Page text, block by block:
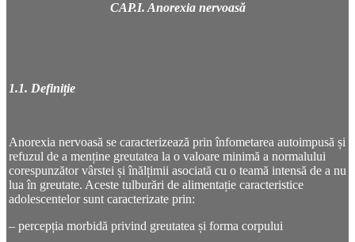
CAP.I. Anorexia nervoasă
1.1. Definiție
Anorexia nervoasă se caracterizează prin înfometarea autoimpusă și
refuzul de a menține greutatea la o valoare minimă a normalului
corespunzător vârstei și înălțimii asociată cu o teamă intensă de a nu
lua în greutate. Aceste tulburări de alimentație caracteristice
adolescentelor sunt caracterizate prin:
– percepția morbidă privind greutatea și forma corpului